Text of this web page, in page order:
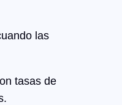
las
tasas de